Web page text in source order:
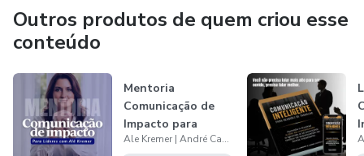
em um ambiente competitivo,
estratégicas e a crescerem com clareza e propósito,
conectando visão de negócios e desenvolvimento humano.
Nossa missão é transformar líderes, preparando-os para o
próximo nível de carreira com confiança, estratégia e
resultados concretos.
Outros produtos de quem criou esse
conteúdo
Mentoria
Comunicação de
Impacto para
Líderes
Ale Kremer | André Castello